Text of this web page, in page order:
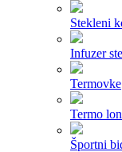
Stekleni
Infuzer
Termovke
Termo
Športni